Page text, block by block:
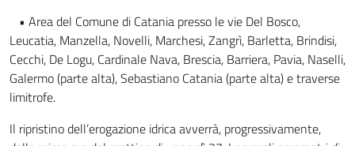
• Area del Comune di Catania presso le vie Del Bosco,
Leucatia, Manzella, Novelli, Marchesi, Zangrì, Barletta, Brindisi,
Cecchi, De Logu, Cardinale Nava, Brescia, Barriera, Pavia, Naselli,
Galermo (parte alta), Sebastiano Catania (parte alta) e traverse
limitrofe.
Il ripristino dell’erogazione idrica avverrà, progressivamente,